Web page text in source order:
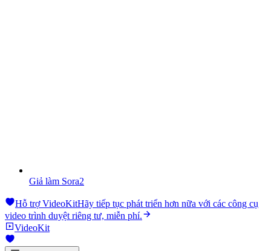
Giả làm Sora2
Hỗ trợ VideoKitHãy tiếp tục phát triển hơn nữa với các công cụ
video trình duyệt riêng tư, miễn phí.
VideoKit